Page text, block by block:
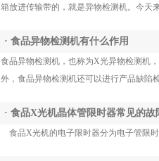
箱放进传输带的，就是异物检测机。今天
· 食品异物检测机有什么作用
食品异物检测机，也称为X光异物检测机
外，食品异物检测机还可以进行产品缺陷
· 食品X光机晶体管限时器常见的故
食品X光机的电子限时器分为电子管限